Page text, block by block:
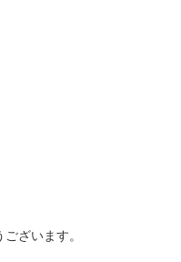
ざいます。